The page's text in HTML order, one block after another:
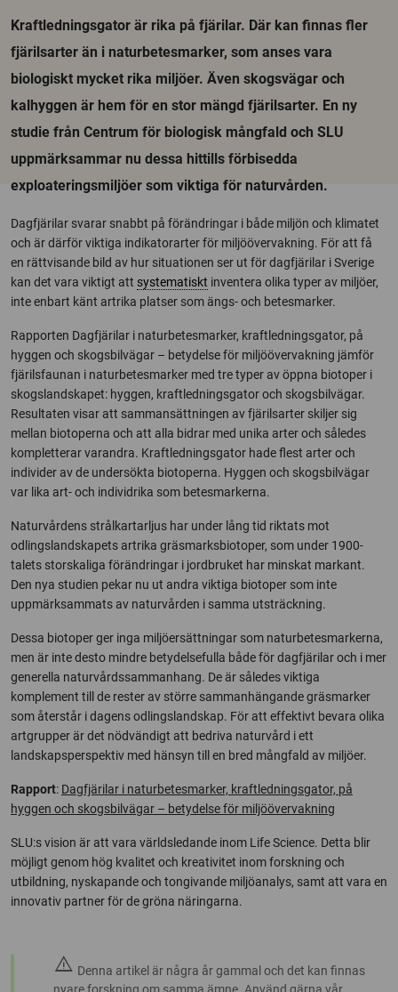
Kraftledningsgator är rika på fjärilar. Där kan finnas fler
fjärilsarter än i naturbetesmarker, som anses vara
biologiskt mycket rika miljöer. Även skogsvägar och
kalhyggen är hem för en stor mängd fjärilsarter. En ny
studie från Centrum för biologisk mångfald och SLU
uppmärksammar nu dessa hittills förbisedda
exploateringsmiljöer som viktiga för naturvården.
Dagfjärilar svarar snabbt på förändringar i både miljön och klimatet
och är därför viktiga indikatorarter för miljöövervakning. För att få
en rättvisande bild av hur situationen ser ut för dagfjärilar i Sverige
kan det vara viktigt att systematiskt inventera olika typer av miljöer,
inte enbart känt artrika platser som ängs- och betesmarker.
Rapporten Dagfjärilar i naturbetesmarker, kraftledningsgator, på
hyggen och skogsbilvägar – betydelse för miljöövervakning jämför
fjärilsfaunan i naturbetesmarker med tre typer av öppna biotoper i
skogslandskapet: hyggen, kraftledningsgator och skogsbilvägar.
Resultaten visar att sammansättningen av fjärilsarter skiljer sig
mellan biotoperna och att alla bidrar med unika arter och således
kompletterar varandra. Kraftledningsgator hade flest arter och
individer av de undersökta biotoperna. Hyggen och skogsbilvägar
var lika art- och individrika som betesmarkerna.
Naturvårdens strålkartarljus har under lång tid riktats mot
odlingslandskapets artrika gräsmarksbiotoper, som under 1900-
talets storskaliga förändringar i jordbruket har minskat markant.
Den nya studien pekar nu ut andra viktiga biotoper som inte
uppmärksammats av naturvården i samma utsträckning.
Dessa biotoper ger inga miljöersättningar som naturbetesmarkerna,
men är inte desto mindre betydelsefulla både för dagfjärilar och i mer
generella naturvårdssammanhang. De är således viktiga
komplement till de rester av större sammanhängande gräsmarker
som återstår i dagens odlingslandskap. För att effektivt bevara olika
artgrupper är det nödvändigt att bedriva naturvård i ett
landskapsperspektiv med hänsyn till en bred mångfald av miljöer.
Rapport: Dagfjärilar i naturbetesmarker, kraftledningsgator, på
hyggen och skogsbilvägar – betydelse för miljöövervakning
SLU:s vision är att vara världsledande inom Life Science. Detta blir
möjligt genom hög kvalitet och kreativitet inom forskning och
utbildning, nyskapande och tongivande miljöanalys, samt att vara en
innovativ partner för de gröna näringarna.
warning Denna artikel är några år gammal och det kan finnas